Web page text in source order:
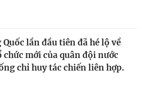
lần đầu tiên đã hé lộ về
mới của quân đội nước
chỉ huy tác chiến liên hợp.